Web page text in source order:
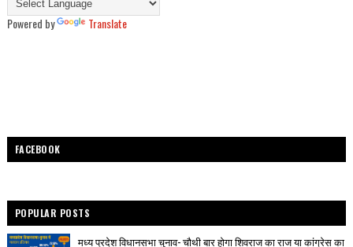
Powered by Translate
FACEBOOK
POPULAR POSTS
मध्य प्रदेश विधानसभा चुनाव- चौथी बार होगा शिवराज का राज या कांग्रेस का